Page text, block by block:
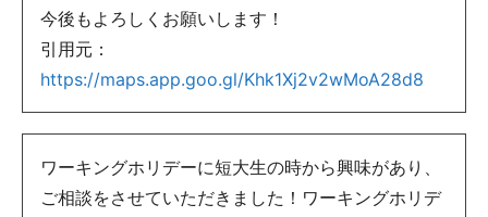
今後もよろしくお願いします！
引用元：
https://maps.app.goo.gl/Khk1Xj2v2wMoA28d8
ワーキングホリデーに短大生の時から興味があり、
ご相談をさせていただきました！ワーキングホリデ